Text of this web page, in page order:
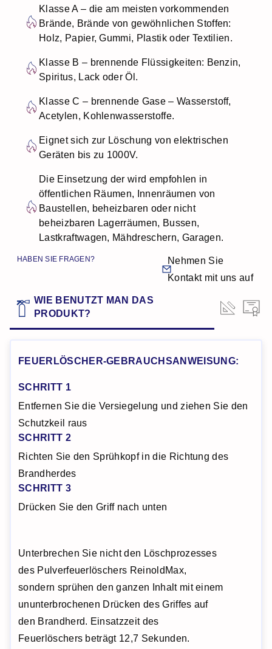
Klasse A – die am meisten vorkommenden
Brände, Brände von gewöhnlichen Stoffen:
Holz, Papier, Gummi, Plastik oder Textilien.
Klasse B – brennende Flüssigkeiten: Benzin,
Spiritus, Lack oder Öl.
Klasse C – brennende Gase – Wasserstoff,
Acetylen, Kohlenwasserstoffe.
Eignet sich zur Löschung von elektrischen
Geräten bis zu 1000V.
Die Einsetzung der wird empfohlen in
öffentlichen Räumen, Innenräumen von
Baustellen, beheizbaren oder nicht
beheizbaren Lagerräumen, Bussen,
Lastkraftwagen, Mähdreschern, Garagen.
HABEN SIE FRAGEN?
Nehmen Sie
Kontakt mit uns auf
WIE BENUTZT MAN DAS
PRODUKT?
FEUERLÖSCHER-GEBRAUCHSANWEISUNG:
SCHRITT 1
Entfernen Sie die Versiegelung und ziehen Sie den
Schutzkeil raus
SCHRITT 2
Richten Sie den Sprühkopf in die Richtung des
Brandherdes
SCHRITT 3
Drücken Sie den Griff nach unten
Unterbrechen Sie nicht den Löschprozesses
des Pulverfeuerlöschers ReinoldMax,
sondern sprühen den ganzen Inhalt mit einem
ununterbrochenen Drücken des Griffes auf
den Brandherd. Einsatzzeit des
Feuerlöschers beträgt 12,7 Sekunden.